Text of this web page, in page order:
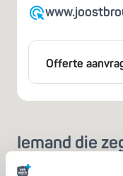
Offerte
Iemand die
geen vakman